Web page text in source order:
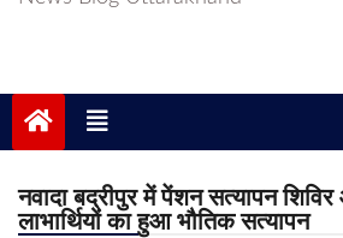
नवादा बद्रीपुर में पेंशन सत्यापन
लाभार्थियों का हुआ भौतिक सत्यापन